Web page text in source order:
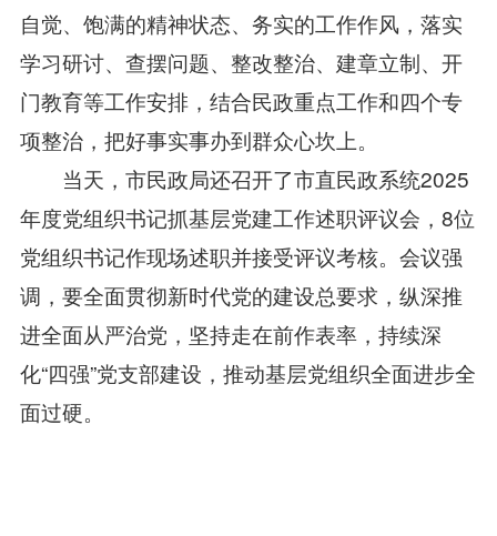
自觉、饱满的精神状态、务实的工作作风，落实
学习研讨、查摆问题、整改整治、建章立制、开
门教育等工作安排，结合民政重点工作和四个专
项整治，把好事实事办到群众心坎上。
当天，市民政局还召开了市直民政系统2025
年度党组织书记抓基层党建工作述职评议会，8位
党组织书记作现场述职并接受评议考核。会议强
调，要全面贯彻新时代党的建设总要求，纵深推
进全面从严治党，坚持走在前作表率，持续深
化“四强”党支部建设，推动基层党组织全面进步全
面过硬。